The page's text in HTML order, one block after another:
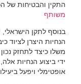
התקין והבטיחות של
משותף
בנוסף לתקן
הנחיות היצרן לציוד
משלו כיצד לתחזק
ידי ביצוע הנחיות
אופטימלי ויפעל